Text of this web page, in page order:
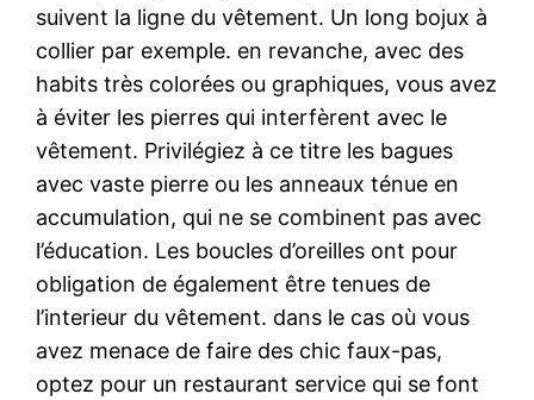
suivent la ligne du vêtement. Un long bojux à
collier par exemple. en revanche, avec des
habits très colorées ou graphiques, vous avez
à éviter les pierres qui interfèrent avec le
vêtement. Privilégiez à ce titre les bagues
avec vaste pierre ou les anneaux ténue en
accumulation, qui ne se combinent pas avec
l’éducation. Les boucles d’oreilles ont pour
obligation de également être tenues de
l’interieur du vêtement. dans le cas où vous
avez menace de faire des chic faux-pas,
optez pour un restaurant service qui se font